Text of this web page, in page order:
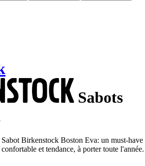
Sabots
Birkenstock Boston Eva: un must-have
et tendance, à porter toute l'année.